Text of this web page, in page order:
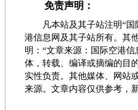
免责声明：
凡本站及其子站注明“国
港信息网及其子站所有。其
明：“文章来源：国际空港
体，转载、编译或摘编的目
实性负责。其他媒体、网站
来源。文章内容仅供参考，